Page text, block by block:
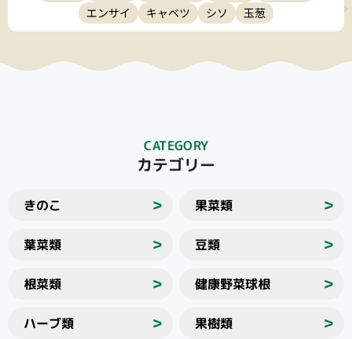
エンサイ
キャベツ シソ 玉葱
CATEGORY
カテゴリー
きのこ ＞ 果菜類 ＞
葉菜類 ＞ 豆類 ＞
根菜類 ＞ 健康野菜球根 ＞
ハーブ類 ＞ 果樹類 ＞